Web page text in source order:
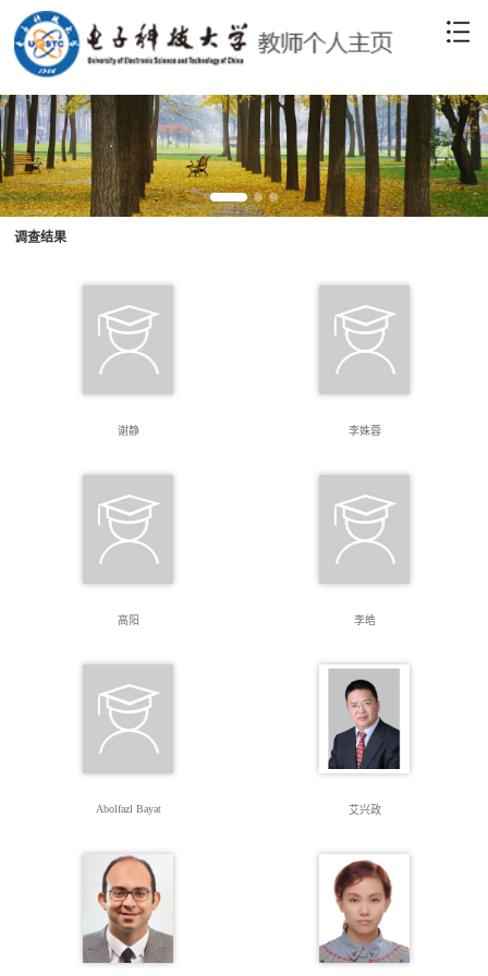
调查结果
谢静 李姝蓉
高阳 李皓
Abolfazl Bayat 艾兴政